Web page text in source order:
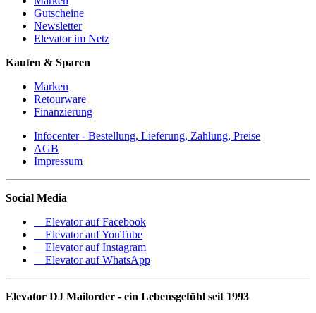
Gutscheine
Newsletter
Elevator im Netz
Kaufen & Sparen
Marken
Retourware
Finanzierung
Infocenter - Bestellung, Lieferung, Zahlung, Preise
AGB
Impressum
Social Media
Elevator auf Facebook
Elevator auf YouTube
Elevator auf Instagram
Elevator auf WhatsApp
Elevator DJ Mailorder - ein Lebensgefühl seit 1993